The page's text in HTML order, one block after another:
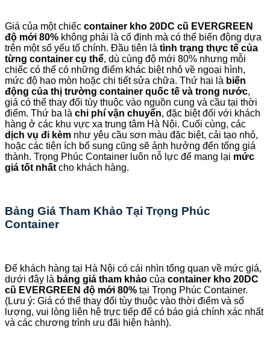
Giá của một chiếc container kho 20DC cũ EVERGREEN
độ mới 80% không phải là cố định mà có thể biến động dựa
trên một số yếu tố chính. Đầu tiên là tình trạng thực tế của
từng container cụ thể, dù cùng độ mới 80% nhưng mỗi
chiếc có thể có những điểm khác biệt nhỏ về ngoại hình,
mức độ hao mòn hoặc chi tiết sửa chữa. Thứ hai là biến
động của thị trường container quốc tế và trong nước,
giá có thể thay đổi tùy thuộc vào nguồn cung và cầu tại thời
điểm. Thứ ba là chi phí vận chuyển, đặc biệt đối với khách
hàng ở các khu vực xa trung tâm Hà Nội. Cuối cùng, các
dịch vụ đi kèm như yêu cầu sơn màu đặc biệt, cải tạo nhỏ,
hoặc các tiện ích bổ sung cũng sẽ ảnh hưởng đến tổng giá
thành. Trọng Phúc Container luôn nỗ lực để mang lại mức
giá tốt nhất cho khách hàng.
Bảng Giá Tham Khảo Tại Trọng Phúc
Container
Để khách hàng tại Hà Nội có cái nhìn tổng quan về mức giá,
dưới đây là bảng giá tham khảo của container kho 20DC
cũ EVERGREEN độ mới 80% tại Trọng Phúc Container.
(Lưu ý: Giá có thể thay đổi tùy thuộc vào thời điểm và số
lượng, vui lòng liên hệ trực tiếp để có báo giá chính xác nhất
và các chương trình ưu đãi hiện hành).